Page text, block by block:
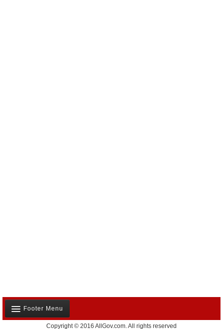
Footer Menu
Copyright © 2016 AllGov.com. All rights reserved